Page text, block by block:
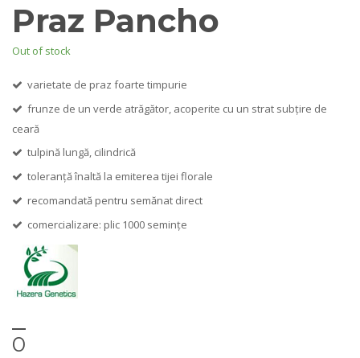
Praz Pancho
Out of stock
varietate de praz foarte timpurie
frunze de un verde atrăgător, acoperite cu un strat subțire de
ceară
tulpină lungă, cilindrică
toleranță înaltă la emiterea tijei florale
recomandată pentru semănat direct
comercializare: plic 1000 semințe
0